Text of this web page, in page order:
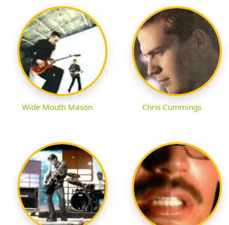
Wide Mouth Mason Chris Cummings